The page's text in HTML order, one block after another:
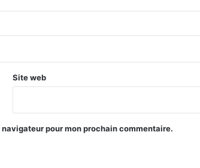
Site web
pour mon prochain commentaire.